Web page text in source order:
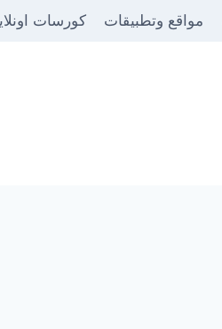
مواقع وتطبيقات كورسات